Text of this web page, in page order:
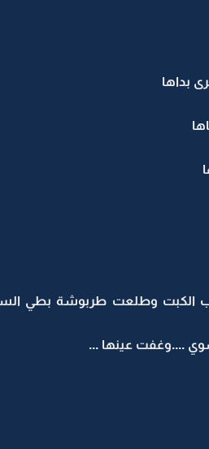
بداها
وطلعت طربوشة بطي
....وغفت عينها ...